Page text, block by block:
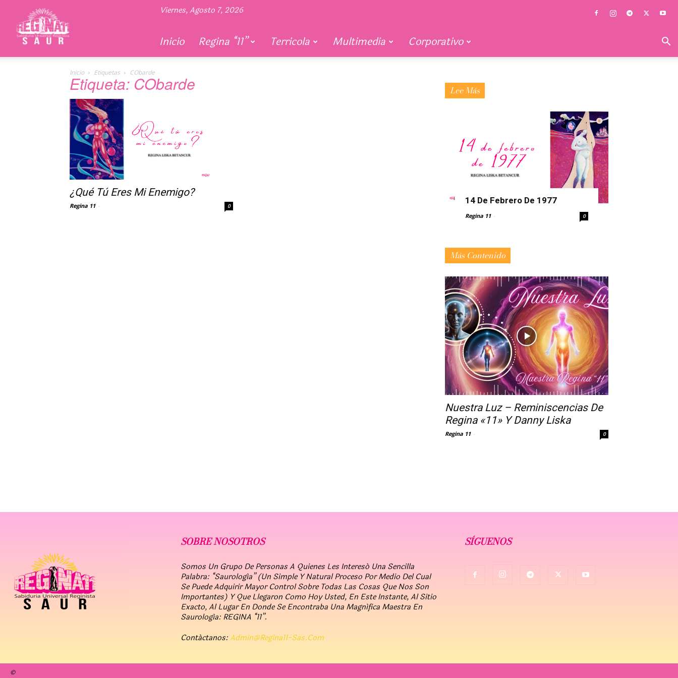
Viernes, Agosto 7, 2026
Inicio Regina “11” Terricola Multimedia Corporativo
Inicio Etiquetas CObarde
Etiqueta: CObarde
¿Qué Tú Eres Mi Enemigo?
Regina 11 0
Lee Más
14 De Febrero De 1977
Regina 11 0
Más Contenido
Nuestra Luz – Reminiscencias De
Regina «11» Y Danny Liska
Regina 11 0
SOBRE NOSOTROS
Somos Un Grupo De Personas A Quienes Les Interesó Una Sencilla
Palabra: “Saurología” (un Simple Y Natural Proceso Por Medio Del Cual
Se Puede Adquirir Mayor Control Sobre Todas Las Cosas Que Nos Son
Importantes) Y Que Llegaron Como Hoy Usted, En Este Instante, Al Sitio
Exacto, Al Lugar En Donde Se Encontraba Una Magnífica Maestra En
Saurología: REGINA “11”.
Contáctanos:Admin@regina11-Sas.com
SÍGUENOS
©